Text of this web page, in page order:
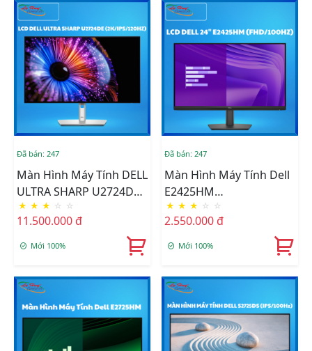
Đã bán: 247
Màn Hình Máy Tính DELL
ULTRA SHARP U2724DE
(2K/IPS/120HZ)
★ ★ ★ ☆ ☆
11.500.000 đ
Mới 100%
Đã bán: 247
Màn Hình Máy Tính Dell
E2425HM
(FHD/100HZ/IPS)
★ ★ ★ ☆ ☆
2.550.000 đ
Mới 100%